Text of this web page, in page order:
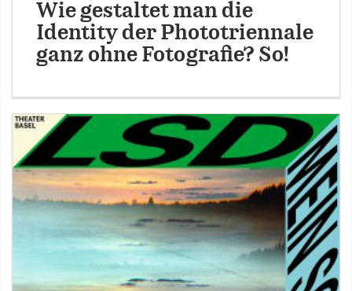
Wie gestaltet man die
Identity der Phototriennale
ganz ohne Fotografie? So!